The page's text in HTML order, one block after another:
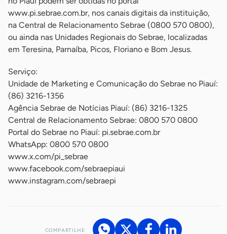
www.pi.sebrae.com.br, nos canais digitais da instituição,
na Central de Relacionamento Sebrae (0800 570 0800),
ou ainda nas Unidades Regionais do Sebrae, localizadas
em Teresina, Parnaíba, Picos, Floriano e Bom Jesus.
Serviço:
Unidade de Marketing e Comunicação do Sebrae no Piauí:
(86) 3216-1356
Agência Sebrae de Notícias Piauí: (86) 3216-1325
Central de Relacionamento Sebrae: 0800 570 0800
Portal do Sebrae no Piauí: pi.sebrae.com.br
WhatsApp: 0800 570 0800
www.x.com/pi_sebrae
www.facebook.com/sebraepiaui
www.instagram.com/sebraepi
COMPARTILHE